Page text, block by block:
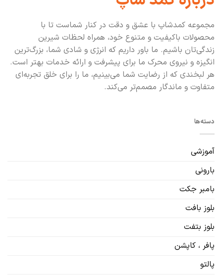
مجموعه کمدشاپ با عشق و دقت در کنار شماست تا با
محصولات باکیفیت و متنوع خود، همراه لحظات شیرین
زندگی‌تان باشیم. ما باور داریم که انرژی و شادی شما، بزرگ‌ترین
انگیزه و نیروی محرک ما برای پیشرفت و ارائه خدمات بهتر است.
هر لبخندی که از رضایت شما می‌بینیم، ما را برای خلق تجربه‌ای
متفاوت و ماندگار مصمم‌تر می‌کند.
دسته‌ها
آموزشی
بارونی
بامبر جکت
بلوز بافت
بلوز بتفت
پافر ، کاپشن
پالتو